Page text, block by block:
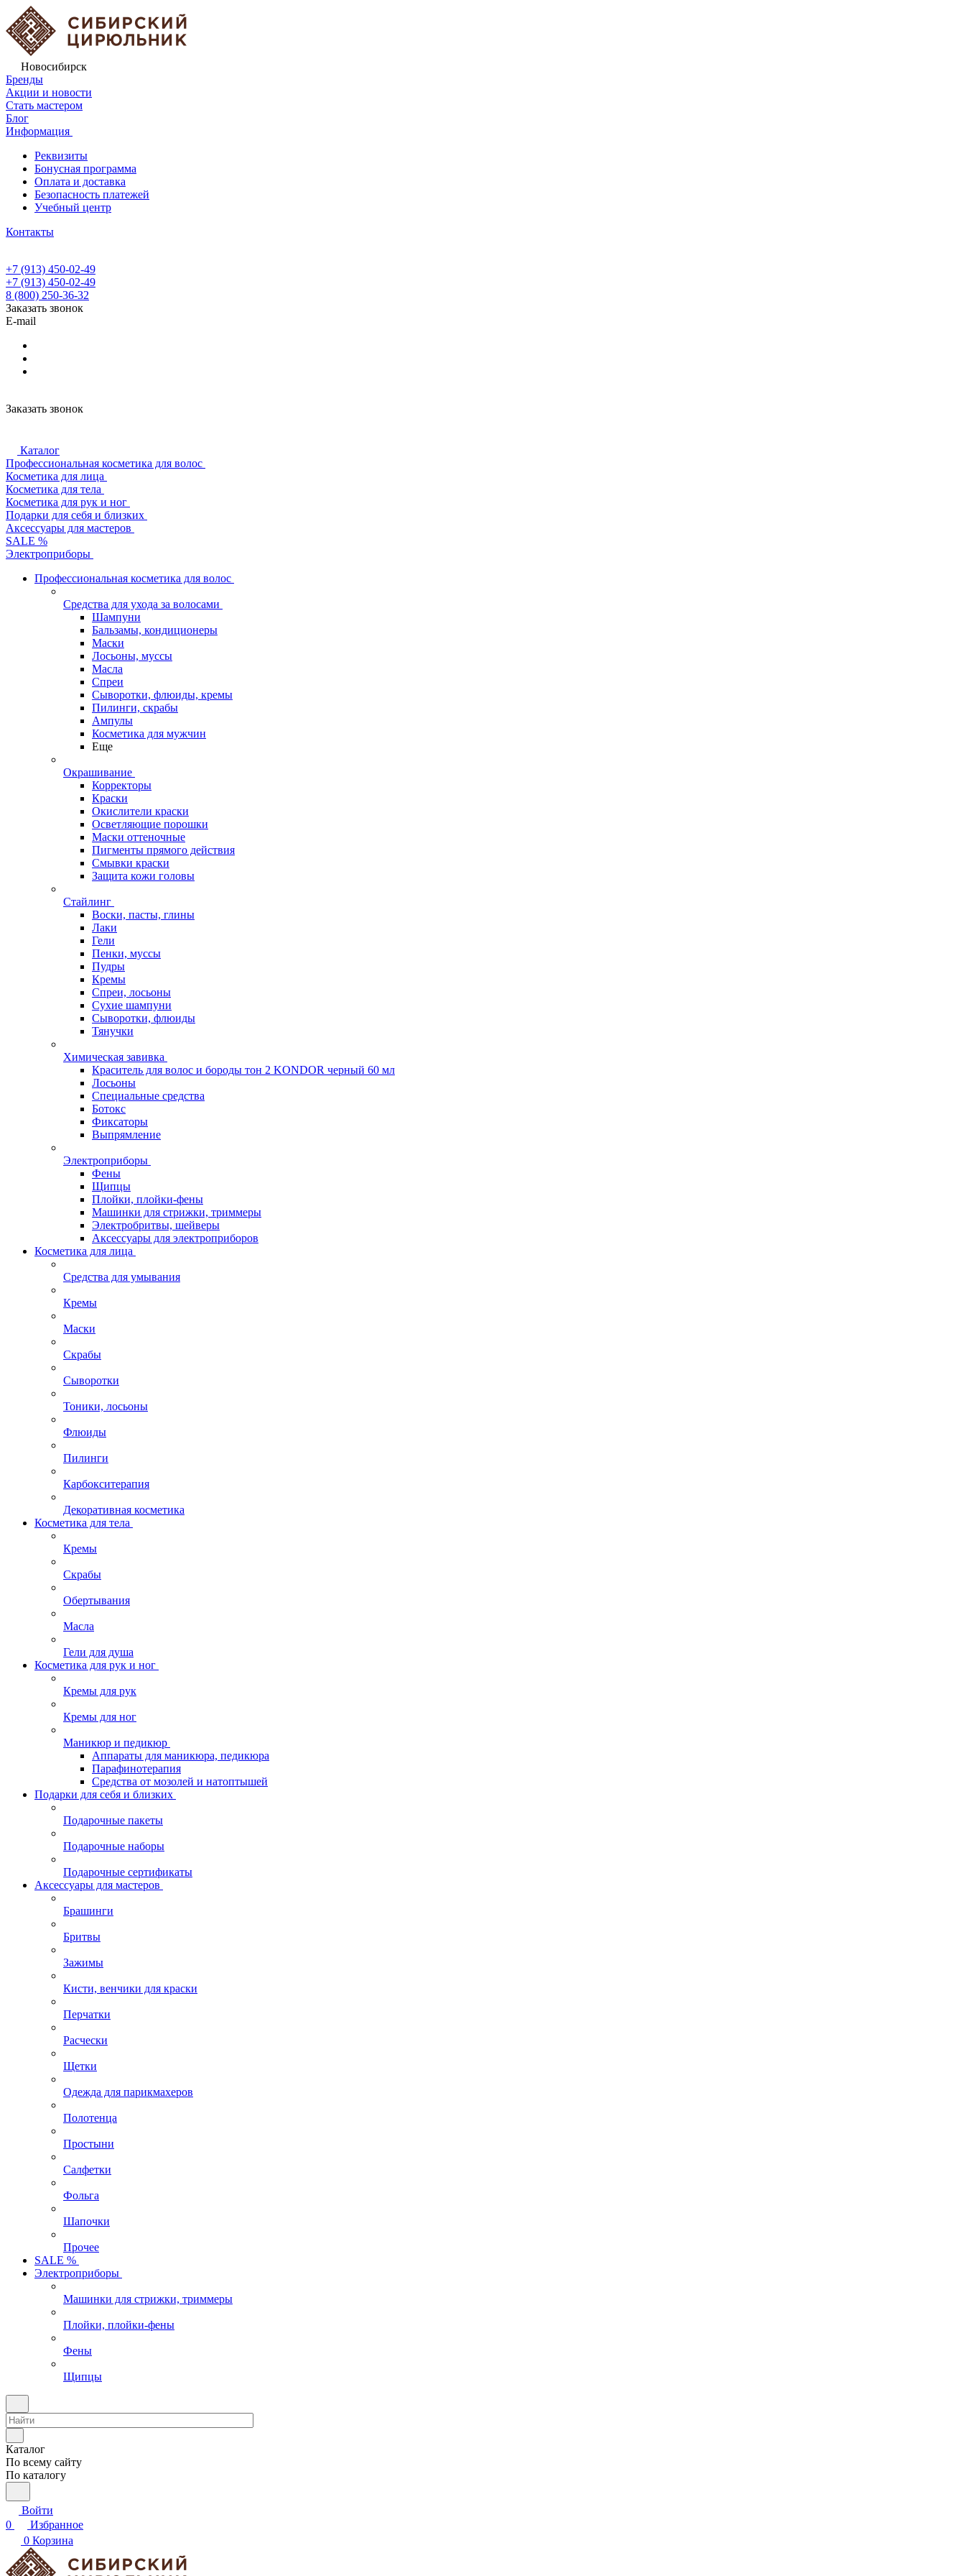
Новосибирск
Бренды
Акции и новости
Стать мастером
Блог
Информация
Реквизиты
Бонусная программа
Оплата и доставка
Безопасность платежей
Учебный центр
Контакты
+7 (913) 450-02-49
+7 (913) 450-02-49
8 (800) 250-36-32
Заказать звонок
E-mail
Заказать звонок
Каталог
Профессиональная косметика для волос
Косметика для лица
Косметика для тела
Косметика для рук и ног
Подарки для себя и близких
Аксессуары для мастеров
SALE %
Электроприборы
Профессиональная косметика для волос
Средства для ухода за волосами
Шампуни
Бальзамы, кондиционеры
Маски
Лосьоны, муссы
Масла
Спреи
Сыворотки, флюиды, кремы
Пилинги, скрабы
Ампулы
Косметика для мужчин
Еще
Окрашивание
Корректоры
Краски
Окислители краски
Осветляющие порошки
Маски оттеночные
Пигменты прямого действия
Смывки краски
Защита кожи головы
Стайлинг
Воски, пасты, глины
Лаки
Гели
Пенки, муссы
Пудры
Кремы
Спреи, лосьоны
Сухие шампуни
Сыворотки, флюиды
Тянучки
Химическая завивка
Краситель для волос и бороды тон 2 KONDOR черный 60 мл
Лосьоны
Специальные средства
Ботокс
Фиксаторы
Выпрямление
Электроприборы
Фены
Щипцы
Плойки, плойки-фены
Машинки для стрижки, триммеры
Электробритвы, шейверы
Аксессуары для электроприборов
Косметика для лица
Средства для умывания
Кремы
Маски
Скрабы
Сыворотки
Тоники, лосьоны
Флюиды
Пилинги
Карбокситерапия
Декоративная косметика
Косметика для тела
Кремы
Скрабы
Обертывания
Масла
Гели для душа
Косметика для рук и ног
Кремы для рук
Кремы для ног
Маникюр и педикюр
Аппараты для маникюра, педикюра
Парафинотерапия
Средства от мозолей и натоптышей
Подарки для себя и близких
Подарочные пакеты
Подарочные наборы
Подарочные сертификаты
Аксессуары для мастеров
Брашинги
Бритвы
Зажимы
Кисти, венчики для краски
Перчатки
Расчески
Щетки
Одежда для парикмахеров
Полотенца
Простыни
Салфетки
Фольга
Шапочки
Прочее
SALE %
Электроприборы
Машинки для стрижки, триммеры
Плойки, плойки-фены
Фены
Щипцы
Каталог
По всему сайту
По каталогу
Войти
0
Избранное
0 Корзина